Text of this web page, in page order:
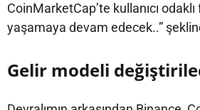
CoinMarketCap’te kullanıcı
yaşamaya devam edecek..”
Gelir modeli